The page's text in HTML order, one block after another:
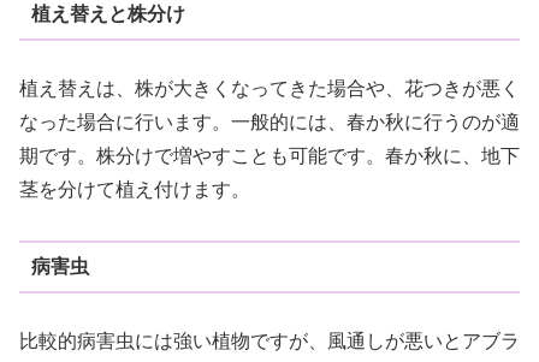
植え替えと株分け
植え替えは、株が大きくなってきた場合や、花つきが悪く
なった場合に行います。一般的には、春か秋に行うのが適
期です。株分けで増やすことも可能です。春か秋に、地下
茎を分けて植え付けます。
病害虫
比較的病害虫には強い植物ですが、風通しが悪いとアブラ